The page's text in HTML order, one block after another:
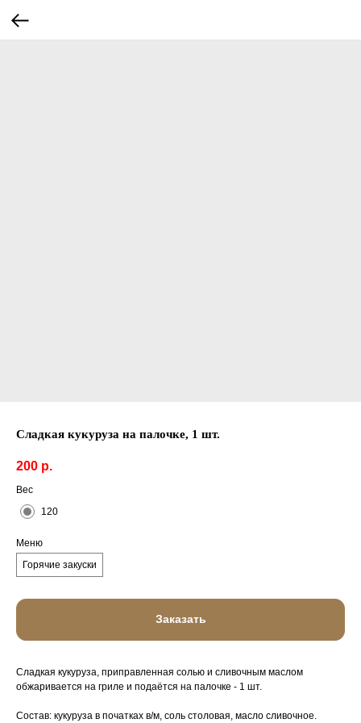
Сладкая кукуруза на палочке, 1 шт.
200 р.
Вес
120
Меню
Горячие закуски
Заказать
Сладкая кукуруза, приправленная солью и сливочным маслом
обжаривается на гриле и подаётся на палочке - 1 шт.
Состав: кукуруза в початках в/м, соль столовая, масло сливочное.